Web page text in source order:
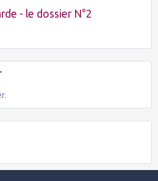
- le dossier N°2